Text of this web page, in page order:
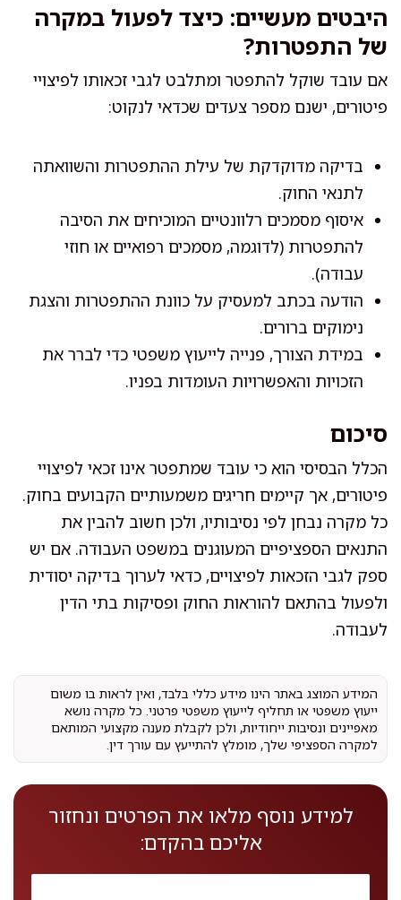
היבטים מעשיים: כיצד לפעול במקרה
של התפטרות?
אם עובד שוקל להתפטר ומתלבט לגבי זכאותו לפיצויי
פיטורים, ישנם מספר צעדים שכדאי לנקוט:
בדיקה מדוקדקת של עילת ההתפטרות והשוואתה
לתנאי החוק.
איסוף מסמכים רלוונטיים המוכיחים את הסיבה
להתפטרות (לדוגמה, מסמכים רפואיים או חוזי
עבודה).
הודעה בכתב למעסיק על כוונת ההתפטרות והצגת
נימוקים ברורים.
במידת הצורך, פנייה לייעוץ משפטי כדי לברר את
הזכויות והאפשרויות העומדות בפניו.
סיכום
הכלל הבסיסי הוא כי עובד שמתפטר אינו זכאי לפיצויי
פיטורים, אך קיימים חריגים משמעותיים הקבועים בחוק.
כל מקרה נבחן לפי נסיבותיו, ולכן חשוב להבין את
התנאים הספציפיים המעוגנים במשפט העבודה. אם יש
ספק לגבי הזכאות לפיצויים, כדאי לערוך בדיקה יסודית
ולפעול בהתאם להוראות החוק ופסיקות בתי הדין
לעבודה.
המידע המוצג באתר הינו מידע כללי בלבד, ואין לראות בו משום
ייעוץ משפטי או תחליף לייעוץ משפטי פרטני. כל מקרה נושא
מאפיינים ונסיבות ייחודיות, ולכן לקבלת מענה מקצועי המותאם
למקרה הספציפי שלך, מומלץ להתייעץ עם עורך דין.
למידע נוסף מלאו את הפרטים ונחזור
אליכם בהקדם: